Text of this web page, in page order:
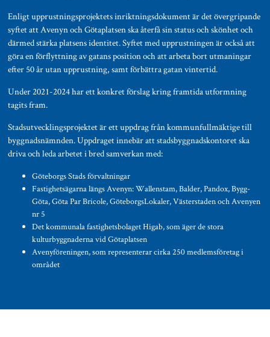
Enligtupprustningsprojektets inriktningsdokumentär det övergripande
syftet att Avenyn och Götaplatsen ska återfå sin status och skönhet och
därmed stärka platsens identitet. Syftet med upprustningen är också att
göra en förflyttning av gatans position och att arbeta bort utmaningar
efter 50 år utan upprustning, samt förbättra gatan vintertid.
Under 2021-2024 har ett konkret förslag kring framtida utformning
tagits fram.
Stadsutvecklingsprojektet är ett uppdrag från kommunfullmäktige till
byggnadsnämnden. Uppdraget innebär att stadsbyggnadskontoret ska
driva och leda arbetet i bred samverkan med:
Göteborgs Stads förvaltningar
Fastighetsägarna längs Avenyn: Wallenstam, Balder, Pandox, Bygg-
Göta, Göta Par Bricole, GöteborgsLokaler, Västerstaden och Avenyen
nr 5
Det kommunala fastighetsbolaget Higab, som äger de stora
kulturbyggnaderna vid Götaplatsen
Avenyföreningen, som representerar cirka 250 medlemsföretag i
området